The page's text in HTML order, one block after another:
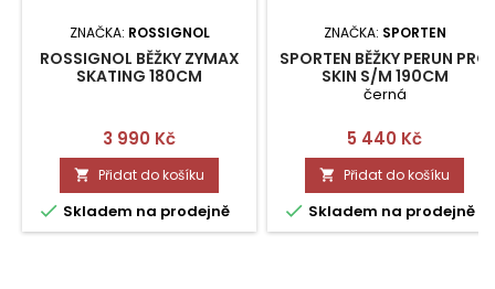
ZNAČKA: ROSSIGNOL
ROSSIGNOL BĚŽKY ZYMAX
SKATING 180CM
Cena
3 990 Kč
 Přidat do košíku
 Skladem na prodejně
ZNAČKA: SPORTEN
SPORTEN BĚŽKY PERUN PRO
SKIN S/M 190CM
černá
Cena
5 440 Kč
 Přidat do košíku
 Skladem na prodejně